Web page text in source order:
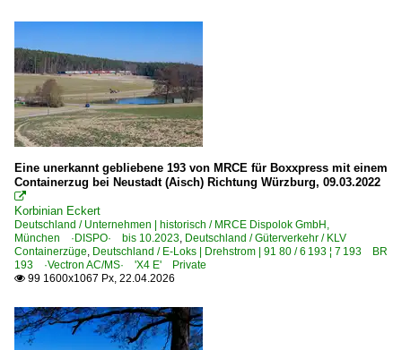
Eine unerkannt gebliebene 193 von MRCE für Boxxpress mit einem
Containerzug bei Neustadt (Aisch) Richtung Würzburg, 09.03.2022

Korbinian Eckert
Deutschland / Unternehmen | historisch / MRCE Dispolok GmbH,
München ·DISPO· bis 10.2023, Deutschland / Güterverkehr / KLV
Containerzüge, Deutschland / E-Loks | Drehstrom | 91 80 / 6 193 ¦ 7 193 BR
193 ·Vectron AC/MS· 'X4 E' Private
 99 1600x1067 Px, 22.04.2026